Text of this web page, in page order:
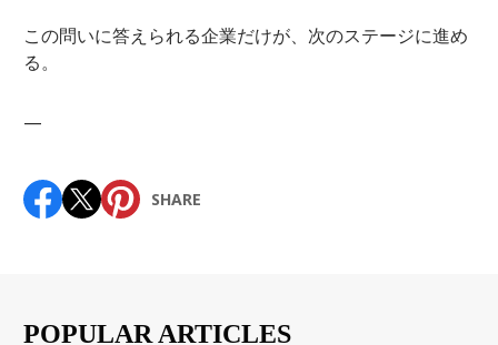
この問いに答えられる企業だけが、次のステージに進め
る。
—
SHARE
POPULAR ARTICLES